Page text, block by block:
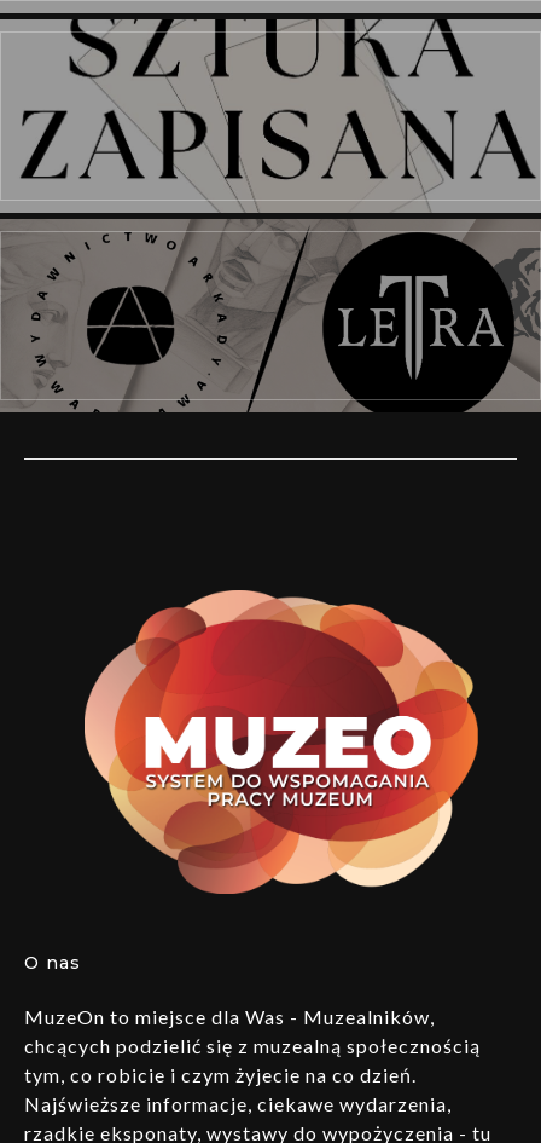
O nas
MuzeOn to miejsce dla Was - Muzealników,
chcących podzielić się z muzealną społecznością
tym, co robicie i czym żyjecie na co dzień.
Najświeższe informacje, ciekawe wydarzenia,
rzadkie eksponaty, wystawy do wypożyczenia - tu